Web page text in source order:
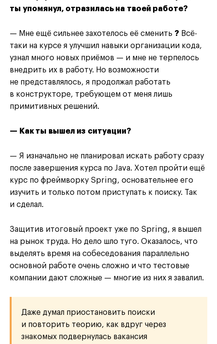
ты упомянул, отразилась на твоей работе?
— Мне ещё сильнее захотелось её сменить ? Всё-
таки на курсе я улучшил навыки организации кода,
узнал много новых приёмов — и мне не терпелось
внедрить их в работу. Но возможности
не представлялось, я продолжал работать
в конструкторе, требующем от меня лишь
примитивных решений.
— Как ты вышел из ситуации?
— Я изначально не планировал искать работу сразу
после завершения курса по Java. Хотел пройти ещё
курс по фреймворку Spring, основательнее его
изучить и только потом приступать к поиску. Так
и сделал.
Защитив итоговый проект уже по Spring, я вышел
на рынок труда. Но дело шло туго. Оказалось, что
выделять время на собеседования параллельно
основной работе очень сложно и что тестовые
компании дают сложные — многие из них я завалил.
Даже думал приостановить поиски
и повторить теорию, как вдруг через
знакомых подвернулась вакансия